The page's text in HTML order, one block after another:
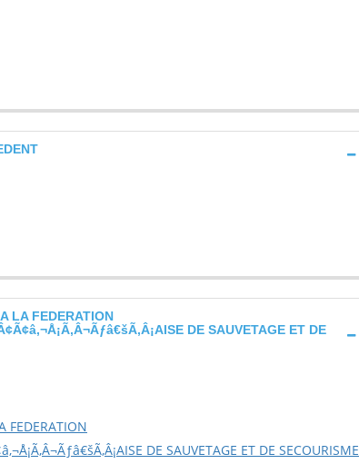
LA FEDERATION
DE SAUVETAGE ET DE
FEDERATION
DE SAUVETAGE ET DE SECOURISME